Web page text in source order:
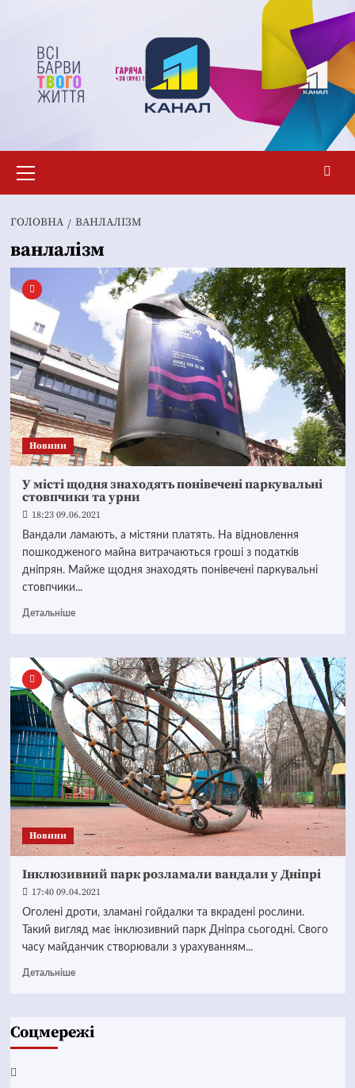
вмісту
меню
ГОЛОВНА ВАНЛАЛІЗМ
ванлалізм
Новини
У місті щодня знаходять понівечені паркувальні
стовпчики та урни
18:23 09.06.2021
Вандали ламають, а містяни платять. На відновлення
пошкодженого майна витрачаються гроші з податків
дніпрян. Майже щодня знаходять понівечені паркувальні
стовпчики...
Детальніше
Новини
Інклюзивний парк розламали вандали у Дніпрі
17:40 09.04.2021
Оголені дроти, зламані гойдалки та вкрадені рослини.
Такий вигляд має інклюзивний парк Дніпра сьогодні. Свого
часу майданчик створювали з урахуванням...
Детальніше
Соцмережі
Facebook